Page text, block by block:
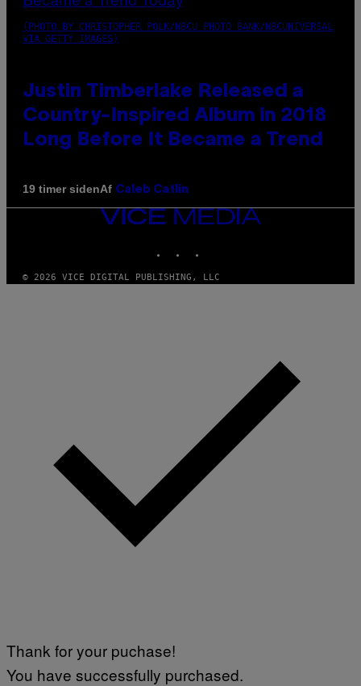
(PHOTO BY CHRISTOPHER POLK/NBCU PHOTO BANK/NBCUNIVERSAL
VIA GETTY IMAGES)
Justin Timberlake Released a
Country-Inspired Album in 2018
Long Before It Became a Trend
19 timer sidenAf Caleb Catlin
VICE
MEDIA
© 2026 VICE DIGITAL PUBLISHING, LLC
Thank for your puchase!
You have successfully purchased.